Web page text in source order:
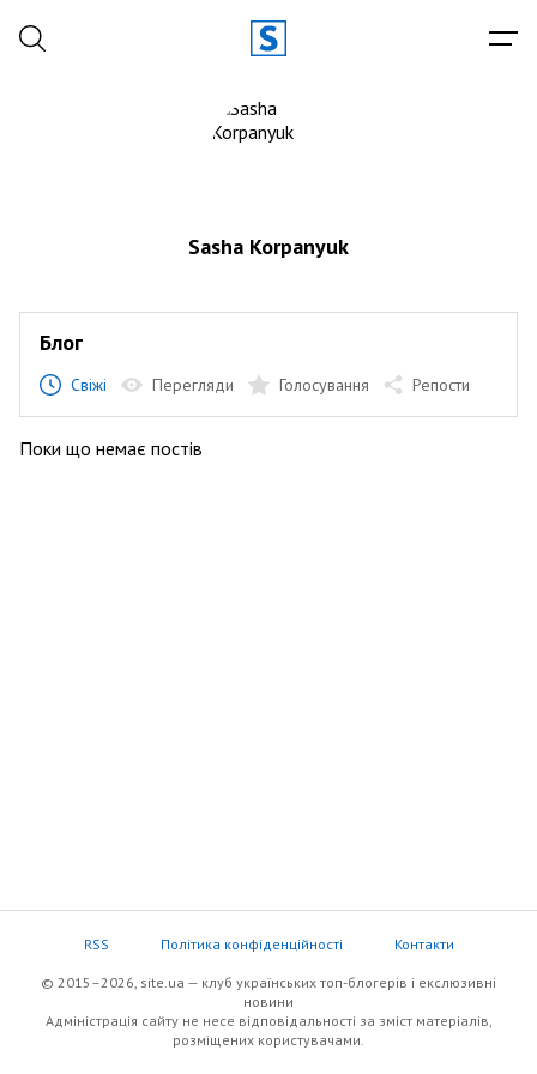
Sasha Korpanyuk
Блог
Свіжі Перегляди Голосування Репости
Поки що немає постів
RSS Політика конфіденційності Контакти
© 2015–2026, site.ua — клуб українських топ-блогерів i екслюзивнi
новини
Адміністрація сайту не несе відповідальності за зміст матеріалів,
розміщених користувачами.